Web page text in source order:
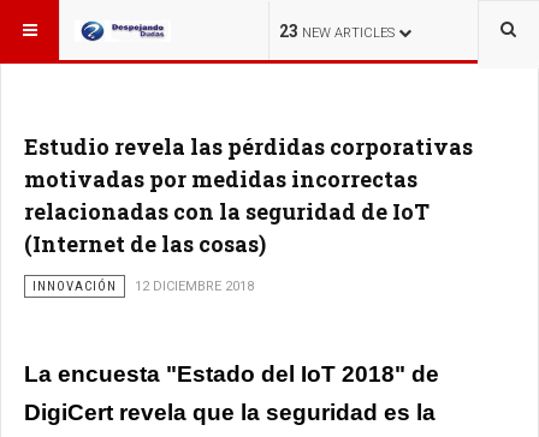
23 NEW ARTICLES
ESTÁ AQUÍ:
Estudio revela las pérdidas corporativas
motivadas por medidas incorrectas
relacionadas con la seguridad de IoT
(Internet de las cosas)
INNOVACIÓN 12 DICIEMBRE 2018
La encuesta "Estado del IoT 2018" de
DigiCert revela que la seguridad es la